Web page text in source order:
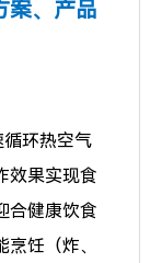
案、产品
环热空气
效果实现食
合健康饮食
饪（炸、